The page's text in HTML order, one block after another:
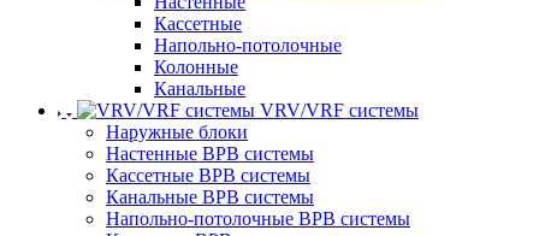
Кассетные
Напольно-потолочные
Колонные
Канальные
VRV/VRF системы
Наружные блоки
Настенные ВРВ системы
Кассетные ВРВ системы
Канальные ВРВ системы
Напольно-потолочные ВРВ системы